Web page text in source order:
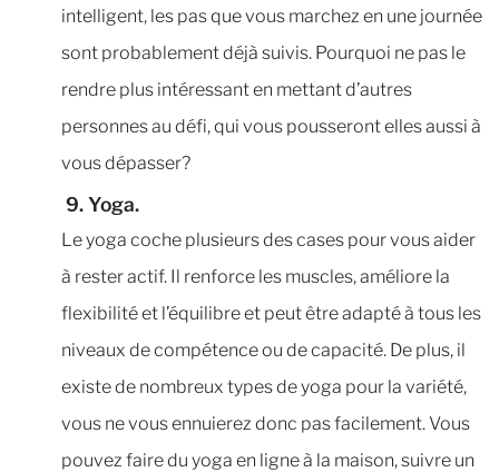
intelligent, les pas que vous marchez en une journée
sont probablement déjà suivis. Pourquoi ne pas le
rendre plus intéressant en mettant d’autres
personnes au défi, qui vous pousseront elles aussi à
vous dépasser?
9. Yoga.
Le yoga coche plusieurs des cases pour vous aider
à rester actif. Il renforce les muscles, améliore la
flexibilité et l’équilibre et peut être adapté à tous les
niveaux de compétence ou de capacité. De plus, il
existe de nombreux types de yoga pour la variété,
vous ne vous ennuierez donc pas facilement. Vous
pouvez faire du yoga en ligne à la maison, suivre un